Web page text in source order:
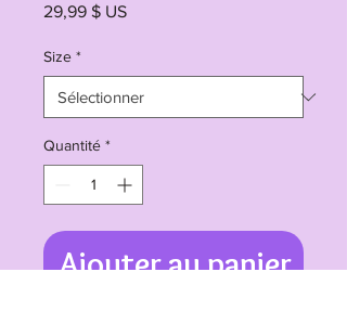
29,99 $ USPrix
Size *
Quantité *
Ajouter au panier